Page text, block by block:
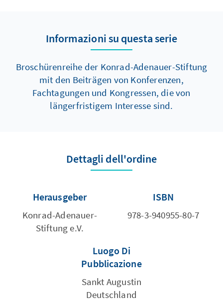
Informazioni su questa serie
Broschürenreihe der Konrad-Adenauer-Stiftung
mit den Beiträgen von Konferenzen,
Fachtagungen und Kongressen, die von
längerfristigem Interesse sind.
Dettagli dell'ordine
Herausgeber
Konrad-Adenauer-
Stiftung e.V.
ISBN
978-3-940955-80-7
Luogo Di
Pubblicazione
Sankt Augustin
Deutschland